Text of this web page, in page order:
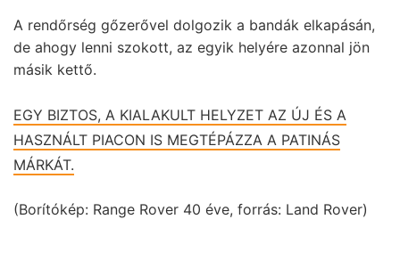
A rendőrség gőzerővel dolgozik a bandák elkapásán,
de ahogy lenni szokott, az egyik helyére azonnal jön
másik kettő.
EGY BIZTOS, A KIALAKULT HELYZET AZ ÚJ ÉS A
HASZNÁLT PIACON IS MEGTÉPÁZZA A PATINÁS
MÁRKÁT.
(Borítókép: Range Rover 40 éve, forrás: Land Rover)